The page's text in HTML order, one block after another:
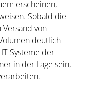
erscheinen,
Sobald die
von
deutlich
Systeme der
in der Lage sein,